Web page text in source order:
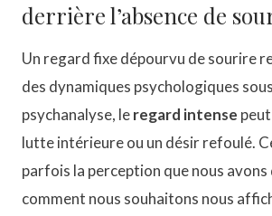
derrière l’absence de
Un regard fixe dépourvu de sourire
des dynamiques psychologiques
psychanalyse, leregard intense
lutte intérieure ou un désir refoulé.
parfois la perception que nous
comment nous souhaitons nous